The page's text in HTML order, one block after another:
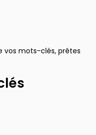
vos mots-clés, prêtes